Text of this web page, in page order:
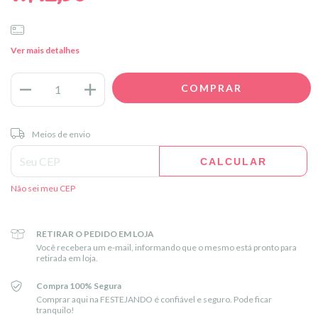
Ver mais detalhes
Entregas para o CEP:
Meios de envio
CALCULAR
Não sei meu CEP
RETIRAR O PEDIDO EM LOJA
Você recebera um e-mail, informando que o mesmo está pronto para
retirada em loja.
Compra 100% Segura
Comprar aqui na FESTEJANDO é confiável e seguro. Pode ficar
tranquilo!